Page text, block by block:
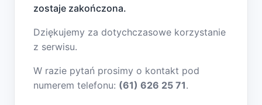
zostaje zakończona.
Dziękujemy za dotychczasowe korzystanie
z serwisu.
W razie pytań prosimy o kontakt pod
numerem telefonu: (61) 626 25 71.